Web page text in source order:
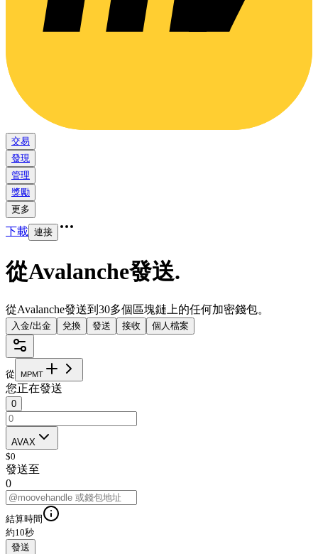
交易
發現
管理
獎勵
更多
下載 連接
從Avalanche發送.
從Avalanche發送到30多個區塊鏈上的任何加密錢包。
入金/出金 兌換 發送 接收 個人檔案
從 MPMT
您正在發送
0
AVAX
$0
發送至
0
結算時間
約10秒
發送